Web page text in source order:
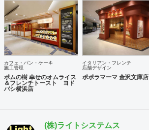
カフェ・パン・ケーキ
施工管理
ポムの樹 幸せのオムライス
＆フレンチトースト ヨド
バシ横浜店
イタリアン・フレンチ
店舗デザイン
ポポラマーマ 金沢文庫店
(株)ライトシステムス